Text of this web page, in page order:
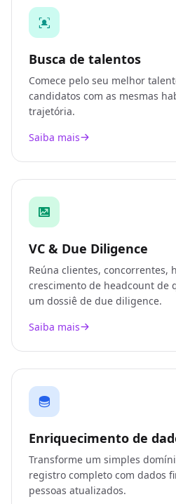
Busca de talentos
Comece pelo seu melhor
candidatos com as mesmas
trajetória.
Saiba mais
VC & Due Diligence
Reúna clientes, concorrentes,
crescimento de headcount de
um dossiê de due diligence.
Saiba mais
Enriquecimento de
Transforme um simples
registro completo com dados
pessoas atualizados.